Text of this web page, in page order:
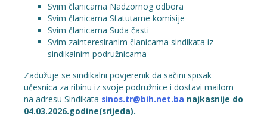
Svim članicama Nadzornog odbora
Svim članicama Statutarne komisije
Svim članicama Suda časti
Svim zainteresiranim članicama sindikata iz
sindikalnim podružnicama
Zadužuje se sindikalni povjerenik da sačini spisak
učesnica za ribinu iz svoje podružnice i dostavi mailom
na adresu Sindikata sinos.tr@bih.net.ba najkasnije do
04.03.2026.godine(srijeda).